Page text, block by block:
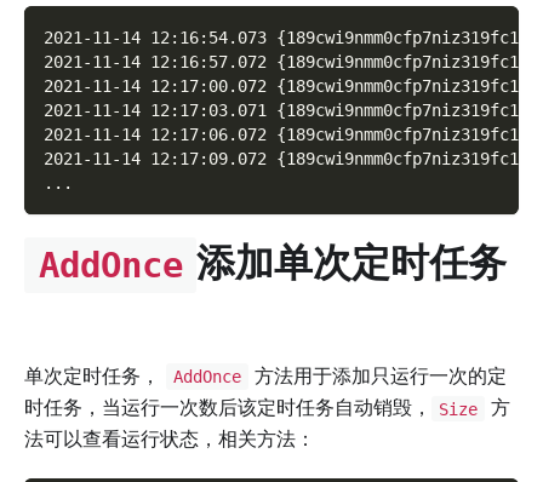
2021-11-14 12:16:54.073
2021-11-14 12:16:57.072
2021-11-14 12:17:00.072
2021-11-14 12:17:03.071
2021-11-14 12:17:06.072
2021-11-14 12:17:09.072
...
AddOnce 添加单次定时任务
单次定时任务， AddOnce
方法用于添加只运行一次的定
时任务，当运行一次数后该定时任务自动销毁，
Size
方
法可以查看运行状态，相关方法：